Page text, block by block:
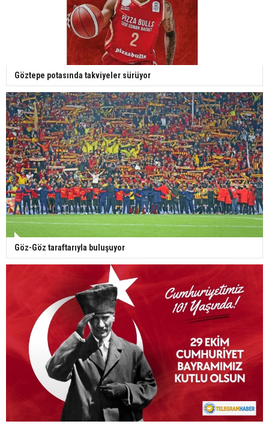
Göztepe potasında takviyeler sürüyor
Göz-Göz taraftarıyla buluşuyor